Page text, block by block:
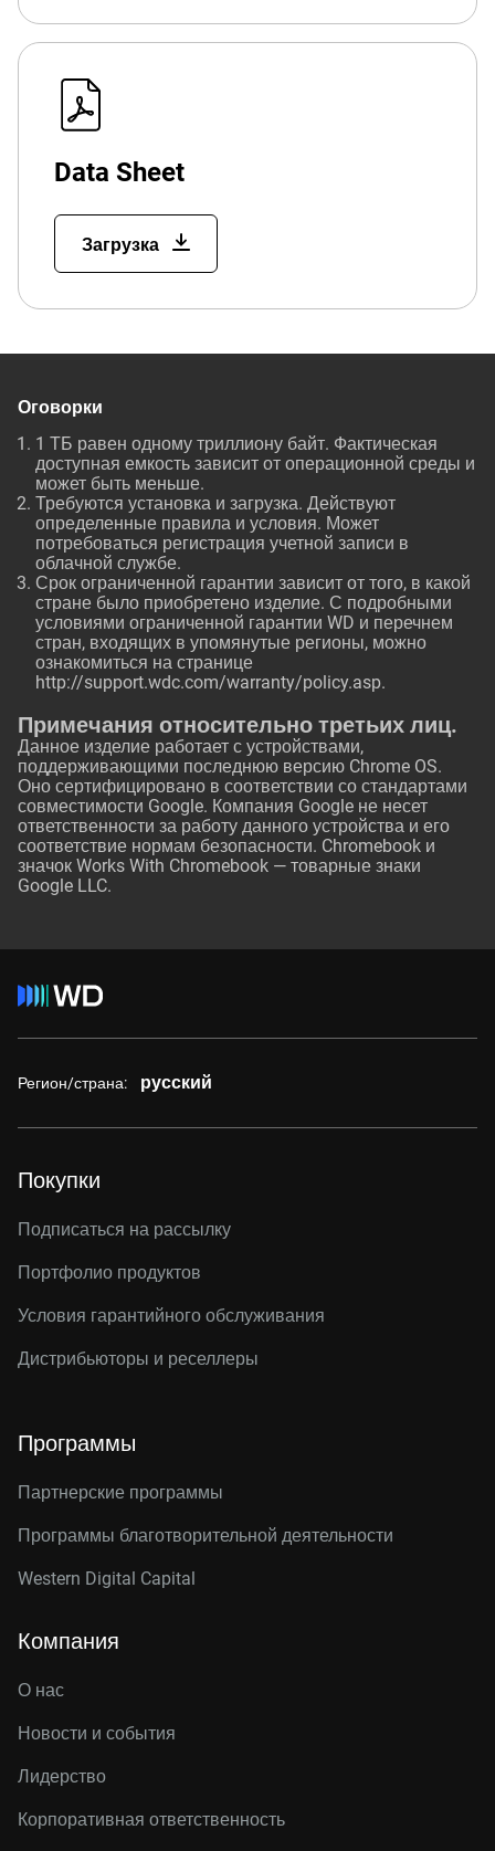
Data Sheet
Загрузка
Оговорки
1 ТБ равен одному триллиону байт. Фактическая
доступная емкость зависит от операционной среды и
может быть меньше.
Требуются установка и загрузка. Действуют
определенные правила и условия. Может
потребоваться регистрация учетной записи в
облачной службе.
Срок ограниченной гарантии зависит от того, в какой
стране было приобретено изделие. С подробными
условиями ограниченной гарантии WD и перечнем
стран, входящих в упомянутые регионы, можно
ознакомиться на странице
http://support.wdc.com/warranty/policy.asp.
Примечания относительно третьих лиц.
Данное изделие работает с устройствами,
поддерживающими последнюю версию Chrome OS.
Оно сертифицировано в соответствии со стандартами
совместимости Google. Компания Google не несет
ответственности за работу данного устройства и его
соответствие нормам безопасности. Chromebook и
значок Works With Chromebook — товарные знаки
Google LLC.
Регион/страна: русский
Покупки
Подписаться на рассылку
Портфолио продуктов
Условия гарантийного обслуживания
Дистрибьюторы и реселлеры
Программы
Партнерские программы
Программы благотворительной деятельности
Western Digital Capital
Компания
О нас
Новости и события
Лидерство
Корпоративная ответственность